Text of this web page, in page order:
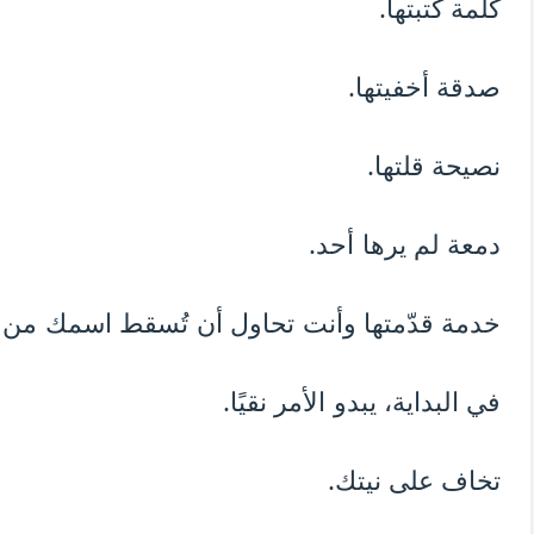
صدقة أخفيتها.
نصيحة قلتها.
دمعة لم يرها أحد.
خدمة قدّمتها وأنت تحاول أن تُسقط اسمك
في البداية، يبدو الأمر نقيًا.
تخاف على نيتك.